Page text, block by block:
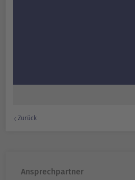
Zurück
Ansprechpartner